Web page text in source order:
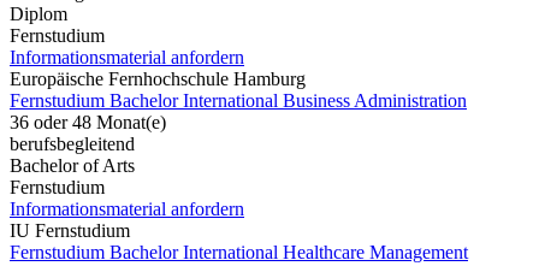
Diplom
Fernstudium
Informationsmaterial anfordern
Europäische Fernhochschule Hamburg
Fernstudium Bachelor International Business Administration
36 oder 48 Monat(e)
berufsbegleitend
Bachelor of Arts
Fernstudium
Informationsmaterial anfordern
IU Fernstudium
Fernstudium Bachelor International Healthcare Management